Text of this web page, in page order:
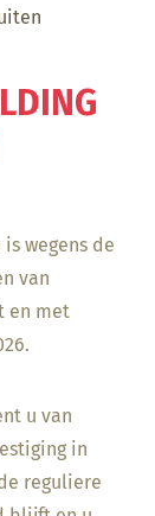
wegens de
van
en met
u van
in
reguliere